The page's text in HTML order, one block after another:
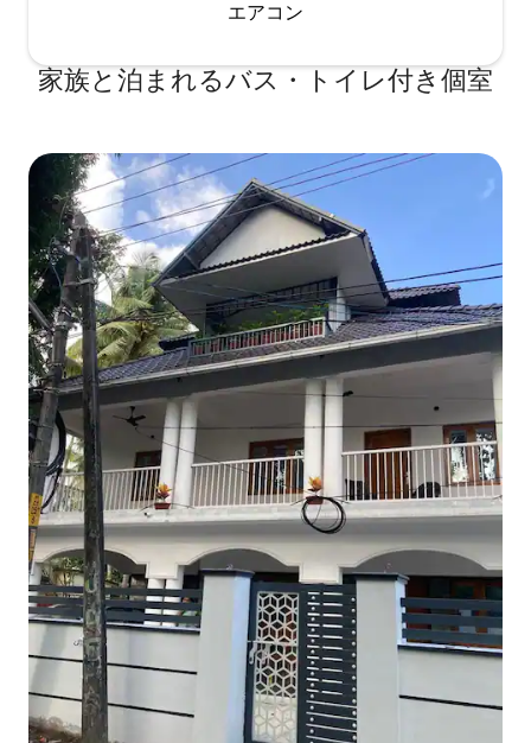
エアコン
家族と泊まれるバス・トイレ付き個室